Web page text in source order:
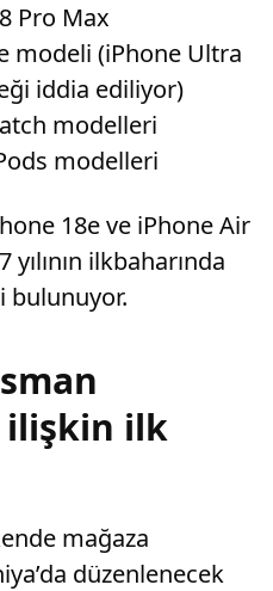
Pro Max
modeli (iPhone Ultra
iddia ediliyor)
modelleri
modelleri
18e ve iPhone Air
ilkbaharında
bulunuyor.
ilişkin ilk
mağaza
düzenlenecek